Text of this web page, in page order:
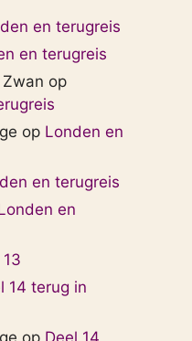
en terugreis
en terugreis
op
op Londen en
en terugreis
en
14 terug in